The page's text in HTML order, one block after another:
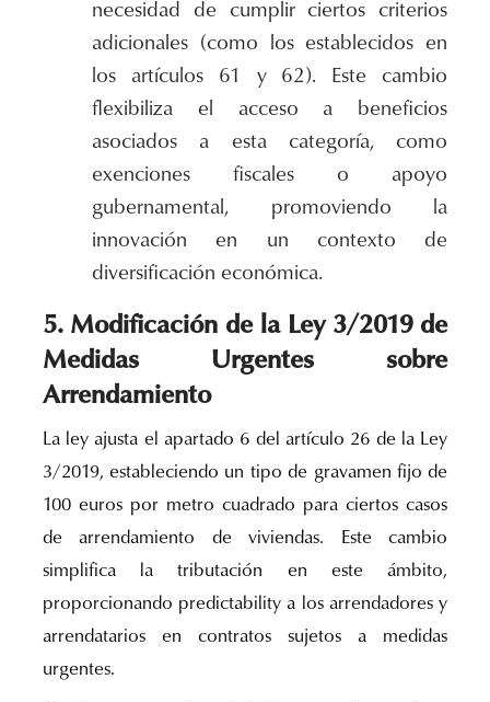
necesidad de cumplir ciertos criterios
adicionales (como los establecidos en
los artículos 61 y 62). Este cambio
flexibiliza el acceso a beneficios
asociados a esta categoría, como
exenciones fiscales o apoyo
gubernamental, promoviendo la
innovación en un contexto de
diversificación económica.
5. Modificación de la Ley 3/2019 de
Medidas Urgentes sobre
Arrendamiento
La ley ajusta el apartado 6 del artículo 26 de la Ley
3/2019, estableciendo un tipo de gravamen fijo de
100 euros por metro cuadrado para ciertos casos
de arrendamiento de viviendas. Este cambio
simplifica la tributación en este ámbito,
proporcionando predictability a los arrendadores y
arrendatarios en contratos sujetos a medidas
urgentes.